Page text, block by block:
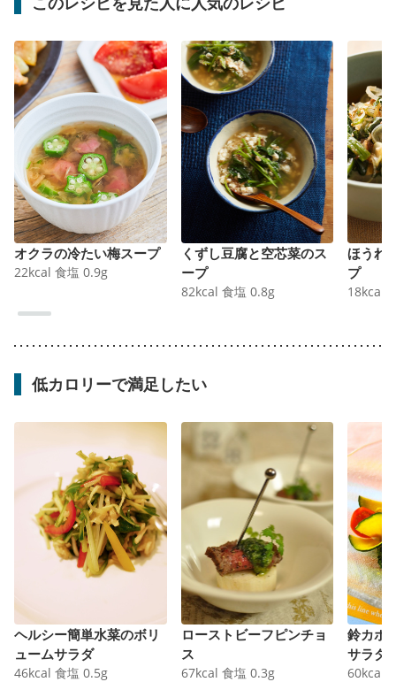
オクラの冷たい梅スープ
22kcal 食塩 0.9g
くずし豆腐と空芯菜のス
ープ
82kcal 食塩 0.8g
ほうれ
プ
18kcal
低カロリーで満足したい
ヘルシー簡単水菜のボリ
ュームサラダ
46kcal 食塩 0.5g
ローストビーフピンチョ
ス
67kcal 食塩 0.3g
鈴カボ
サラダ
60kcal